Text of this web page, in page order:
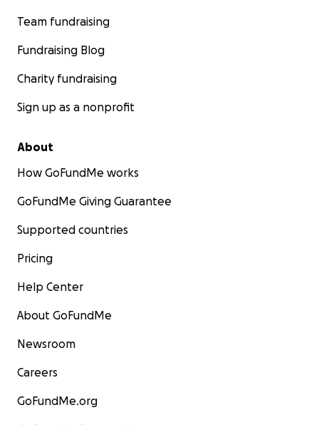
Team fundraising
Fundraising Blog
Charity fundraising
Sign up as a nonprofit
About
How GoFundMe works
GoFundMe Giving Guarantee
Supported countries
Pricing
Help Center
About GoFundMe
Newsroom
Careers
GoFundMe.org